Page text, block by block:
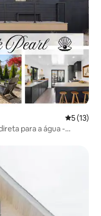
5 de uma
5 (13)
para a água -